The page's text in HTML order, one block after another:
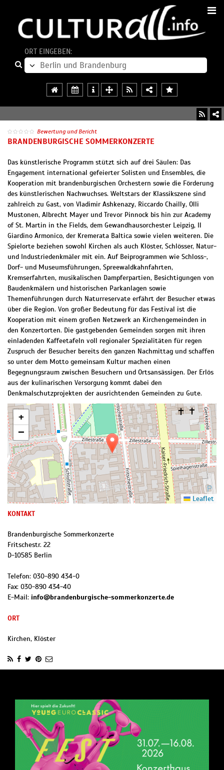
ORT EINGEBEN:
Bewertung und Bericht
BRANDENBURGISCHE SOMMERKONZERTE
Das künstlerische Programm stützt sich auf drei Säulen: Das
Engagement international gefeierter Solisten und Ensembles, die
Kooperation mit brandenburgischen Orchestern sowie die Förderung
des künstlerischen Nachwuchses. Weltstars der Klassikszene sind
zahlreich zu Gast, von Vladimir Ashkenazy, Riccardo Chailly, Olli
Mustonen, Albrecht Mayer und Trevor Pinnock bis hin zur Academy
of St. Martin in the Fields, dem Gewandhausorchester Leipzig, Il
Giardino Armonico, der Kremerata Baltica sowie vielen weiteren. Die
Spielorte beziehen sowohl Kirchen als auch Klöster, Schlösser, Natur-
und Industriedenkmäler mit ein. Auf Beiprogrammen wie Schloss-,
Dorf- und Museumsführungen, Spreewaldkahnfahrten,
Kremserfahrten, musikalischen Dampferpartien, Besichtigungen von
Baudenkmälern und historischen Parkanlagen sowie
Themenführungen durch Naturreservate erfährt der Besucher etwas
über die Region. Von großer Bedeutung für das Festival ist die
Kooperation mit einem großen Netzwerk an Kirchengemeinden in
den Konzertorten. Die gastgebenden Gemeinden sorgen mit ihren
einladenden Kaffeetafeln voll regionaler Spezialitäten für regen
Zuspruch der Besucher bereits den ganzen Nachmittag und schaffen
so unter dem Motto gemeinsam Kultur machen einen
Begegnungsraum zwischen Besuchern und Ortsansässigen. Der Erlös
aus der kulinarischen Versorgung kommt dabei den
Denkmalschutzprojekten der ausrichtenden Gemeinden zu Gute.
+
−
Leaflet
KONTAKT
Brandenburgische Sommerkonzerte
Fritschestr. 22
D-10585 Berlin
Telefon: 030-890 434-0
Fax: 030-890 434-40
E-Mail: info@brandenburgische-sommerkonzerte.de
ORT
Kirchen, Klöster